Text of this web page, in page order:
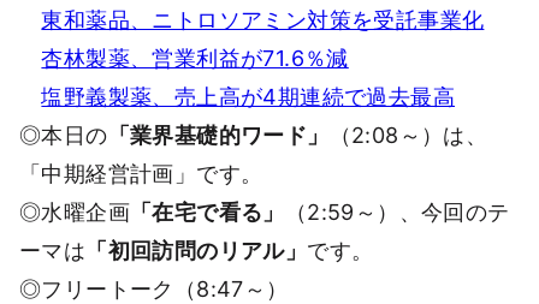
東和薬品、ニトロソアミン対策を受託事業化
杏林製薬、営業利益が71.6％減
塩野義製薬、売上高が4期連続で過去最高
◎本日の 「業界基礎的ワード」
（2:08～）は、
「中期経営計画」です。
◎水曜企画 「在宅で看る」
（2:59～）、今回のテ
ーマは 「初回訪問のリアル」 です。
◎フリートーク（8:47～）